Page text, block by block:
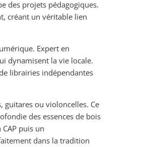
des projets pédagogiques.
créant un véritable lien
Expert en
dynamisent la vie locale.
librairies indépendantes
ou violoncelles. Ce
des essences de bois
puis un
dans la tradition